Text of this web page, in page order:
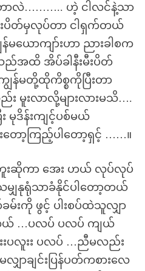
ာလဲ……….. ဟဲ့ ငါလင်နဲ့သာ
ပိတ်မှလုပ်တာ ငါရှက်တယ်
ယောကျာ်းဟာ ညားခါစက
အထိ အိပ်ခါနီးမီးပိတ်
ျွန်မတို့ထိုကိစ္စကိုပြီးတာ
း မူးလာလို့များလားမသိ….
း မုဒိန်းကျင့်ပစ်မယ်
တော့ကြည့်ပါတော့ရှင့် ……။
ဘူးဆိုကာ အေး ဟယ် လုပ်လုပ်
မျှနုရုံသာခံနိုင်ပါတော့တယ်
မ်းကို ဖွင့် ပါးစပ်ထဲသူလျှာ
ယ် …ပလပ် ပလပ် ကျယ်
းပလူးး ပလပ် …ညီမလည်း
ျှာချင်းပြန်ပတ်ကစားလေ